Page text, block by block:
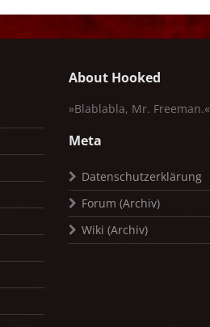
About Hooked
»Blablabla, Mr. Freeman.«
Meta
Datenschutzerklärung
Forum (Archiv)
Wiki (Archiv)